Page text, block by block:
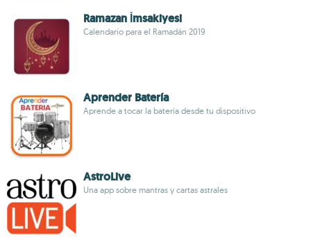
Ramazan İmsakiyesi
Calendario para el Ramadán 2019
Aprender Batería
Aprende a tocar la batería desde tu dispositivo
AstroLive
Una app sobre mantras y cartas astrales